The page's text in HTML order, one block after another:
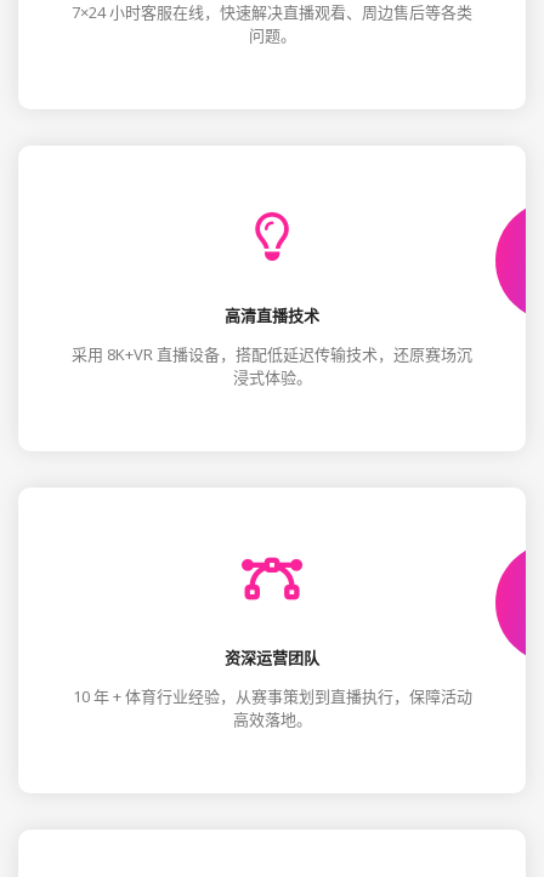
7×24 小时客服在线，快速解决直播观看、周边售后等各类
问题。
高清直播技术
采用 8K+VR 直播设备，搭配低延迟传输技术，还原赛场沉
浸式体验。
资深运营团队
10 年 + 体育行业经验，从赛事策划到直播执行，保障活动
高效落地。